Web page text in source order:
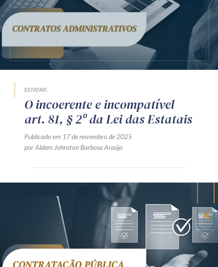
Av. Sete de Setembro, 4698
80240-000
Telefone (41) 2109-8666
ESTATAIS
O incoerente e incompatível
art. 81, § 2º da Lei das Estatais
Publicado em 17 de novembro de 2025
por Aldem Johnston Barbosa Araújo